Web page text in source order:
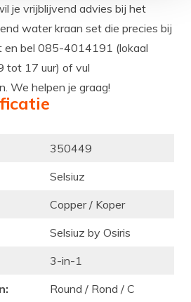
je vrijblijvend advies bij het
water kraan set die precies bij
en bel 085-4014191 (lokaal
tot 17 uur) of vul
We helpen je graag!
350449
Selsiuz
Copper / Koper
Selsiuz by Osiris
3-in-1
Round / Rond / C